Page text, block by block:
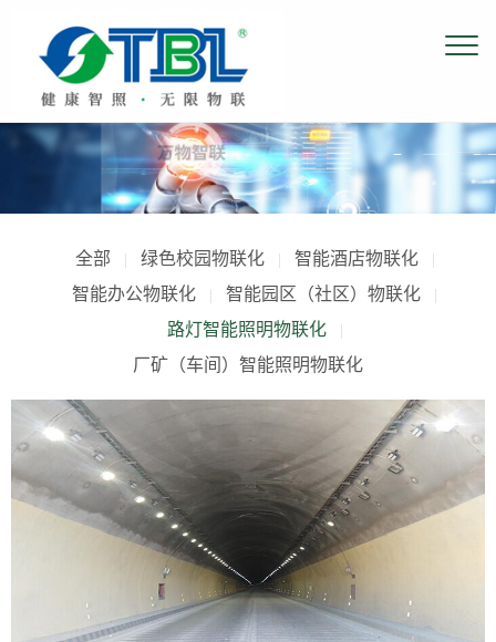
全部 | 绿色校园物联化 | 智能酒店物联化 |
智能办公物联化 | 智能园区（社区）物联化 |
路灯智能照明物联化 |
厂矿（车间）智能照明物联化